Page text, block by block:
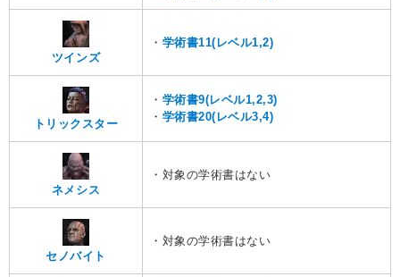
ツインズ
・ 学術書11(レベル1,2)
トリックスター
・ 学術書9(レベル1,2,3)
・ 学術書20(レベル3,4)
ネメシス
・対象の学術書はない
セノバイト
・対象の学術書はない